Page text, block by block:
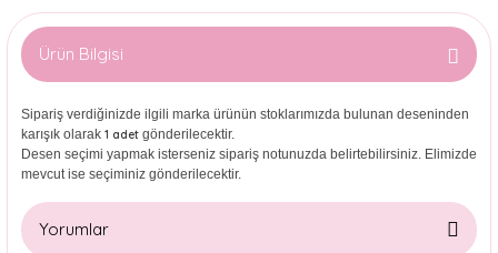
Ürün Bilgisi
Sipariş verdiğinizde ilgili marka ürünün stoklarımızda bulunan deseninden
karışık olarak 1 adet gönderilecektir.
Desen seçimi yapmak isterseniz sipariş notunuzda belirtebilirsiniz. Elimizde
mevcut ise seçiminiz gönderilecektir.
Yorumlar